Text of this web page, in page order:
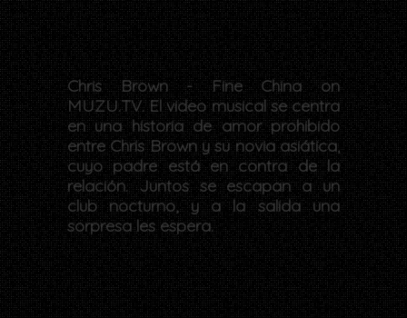
Chris Brown - Fine China on
MUZU.TV. El video musical se centra
en una historia de amor prohibido
entre Chris Brown y su novia asiática,
cuyo padre está en contra de la
relación. Juntos se escapan a un
club nocturno, y a la salida una
sorpresa les espera.